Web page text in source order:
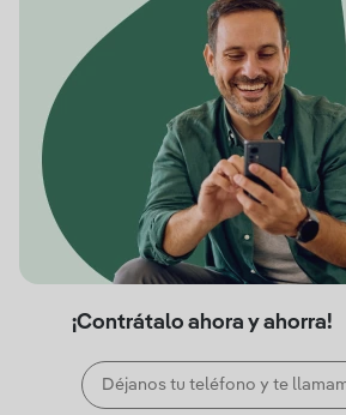
¡Contrátalo ahora y ahorra!